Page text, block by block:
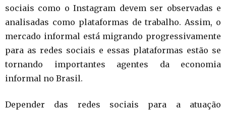
sociais como o Instagram devem ser observadas e
analisadas como plataformas de trabalho. Assim, o
mercado informal está migrando progressivamente
para as redes sociais e essas plataformas estão se
tornando importantes agentes da economia
informal no Brasil.
Depender das redes sociais para a atuação